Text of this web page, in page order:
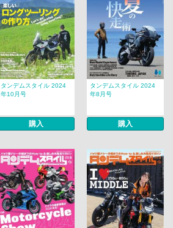
タンデムスタイル 2024
年10月号
購入
タンデムスタイル 2024
年8月号
購入